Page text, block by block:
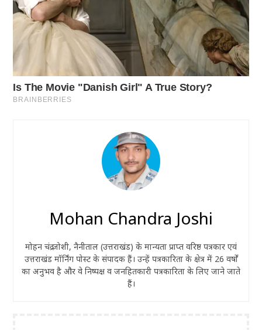
Mohan Chandra Joshi
मोहन चंद्र जोशी, नैनीताल (उत्तराखंड) के मान्यता प्राप्त वरिष्ठ पत्रकार एवं
उत्तराखंड मॉर्निंग पोस्ट के संपादक हैं। उन्हें पत्रकारिता के क्षेत्र में 26 वर्षों
का अनुभव है और वे निष्पक्ष व जनहितकारी पत्रकारिता के लिए जाने जाते
हैं।